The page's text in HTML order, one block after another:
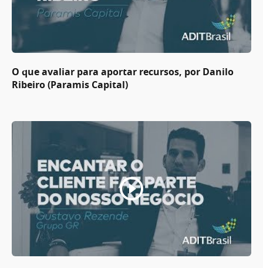
O que avaliar para aportar recursos, por Danilo
Ribeiro (Paramis Capital)